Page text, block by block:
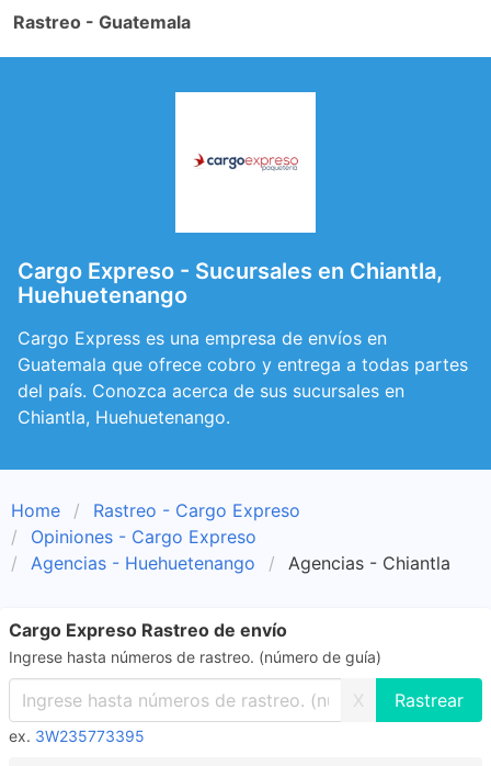
Rastreo - Guatemala
Cargo Expreso - Sucursales en Chiantla,
Huehuetenango
Cargo Express es una empresa de envíos en
Guatemala que ofrece cobro y entrega a todas partes
del país. Conozca acerca de sus sucursales en
Chiantla, Huehuetenango.
Home
Rastreo - Cargo Expreso
Opiniones - Cargo Expreso
Agencias - Huehuetenango
Agencias - Chiantla
Cargo Expreso Rastreo de envío
Ingrese hasta números de rastreo. (número de guía)
X
ex. 3W235773395